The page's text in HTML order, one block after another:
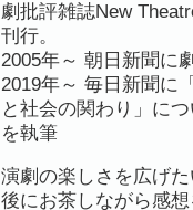
劇批評雑誌New
刊行。
2005年～ 朝日新聞に
2019年～ 毎日新聞に
と社会の関わり」に
を執筆
演劇の楽しさを広げた
後にお茶しながら感